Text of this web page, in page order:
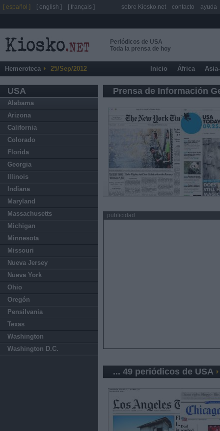
Periódicos de USA
Toda la prensa de hoy
Hemeroteca 25/Sep/2012 Inicio África
USA
Alabama
Arizona
California
Colorado
Florida
Georgia
Illinois
Indiana
Maryland
Massachusetts
Michigan
Minnesota
Missouri
Nueva Jersey
Nueva York
Ohio
Oregón
Pensilvania
Texas
Washington
Washington D.C.
Prensa de Información
publicidad
... 49 periódicos de USA
[ español ] [ english ] [ français ] sobre Kiosko.net contacto ayuda